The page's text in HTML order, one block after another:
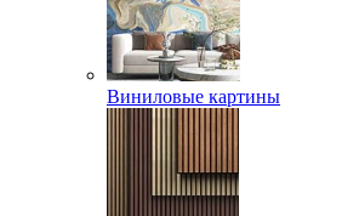
Виниловые картины